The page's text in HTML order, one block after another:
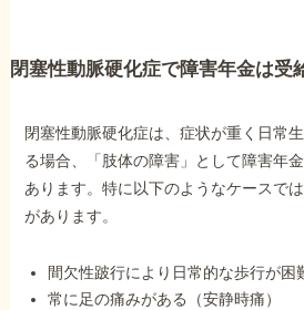
閉塞性動脈硬化症で障害年金は受
閉塞性動脈硬化症は、症状が重く日常
る場合、「肢体の障害」として障害年
あります。特に以下のようなケースで
があります。
間欠性跛行により日常的な歩行が困
常に足の痛みがある（安静時痛）